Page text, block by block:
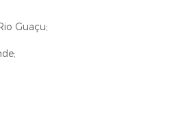
Guaçu;